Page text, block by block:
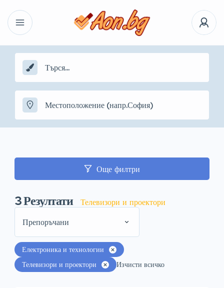
Още филтри
3Резултати
Телевизори и проектори
Препоръчани
Електроника и технологии
Телевизори и проектори
Изчисти всичко